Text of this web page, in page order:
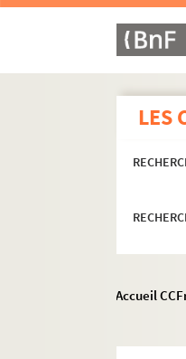
LES
Accueil